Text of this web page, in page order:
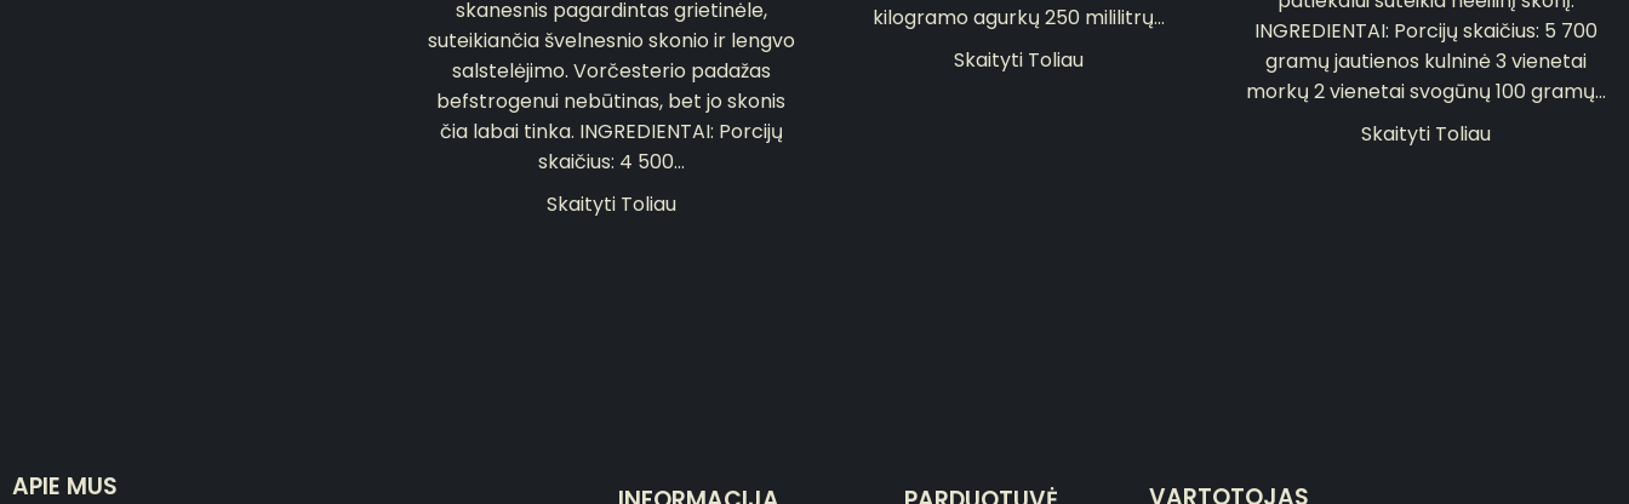
kilogramo agurkų 250 mililitrų...
Skaityti Toliau
INGREDIENTAI: Porcijų skaičius: 5 700
gramų jautienos kulninė 3 vienetai
morkų 2 vienetai svogūnų 100 gramų...
Skaityti Toliau
skanesnis pagardintas grietinėle,
suteikiančia švelnesnio skonio ir lengvo
salstelėjimo. Vorčesterio padažas
befstrogenui nebūtinas, bet jo skonis
čia labai tinka. INGREDIENTAI: Porcijų
skaičius: 4 500...
Skaityti Toliau
APIE MUS VARTOTOJAS